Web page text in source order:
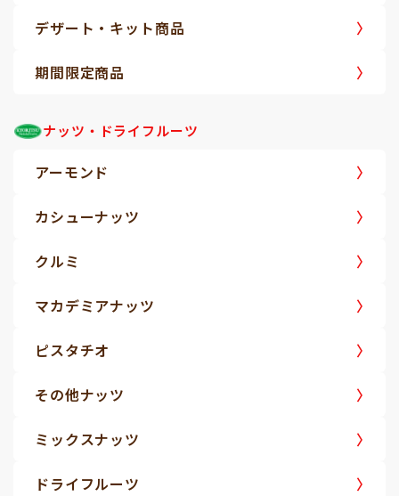
デザート・キット商品
期間限定商品
ナッツ・ドライフルーツ
アーモンド
カシューナッツ
クルミ
マカデミアナッツ
ピスタチオ
その他ナッツ
ミックスナッツ
ドライフルーツ